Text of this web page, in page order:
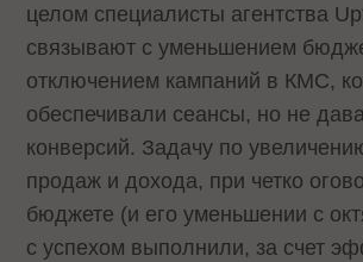
целом специалисты агентства
связывают с уменьшением
отключением кампаний в КМС,
обеспечивали сеансы, но не
конверсий. Задачу по
продаж и дохода, при четко
бюджете (и его уменьшении с
с успехом выполнили, за счет